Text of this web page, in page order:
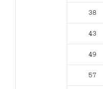
38
43
49
57